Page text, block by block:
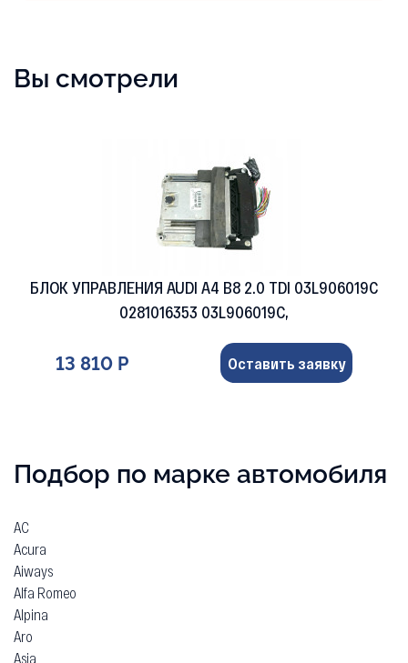
Вы смотрели
БЛОК УПРАВЛЕНИЯ AUDI A4 B8 2.0 TDI 03L906019C
0281016353 03L906019C,
13 810 Р Оставить заявку
Подбор по марке автомобиля
AC
Acura
Aiways
Alfa Romeo
Alpina
Aro
Asia